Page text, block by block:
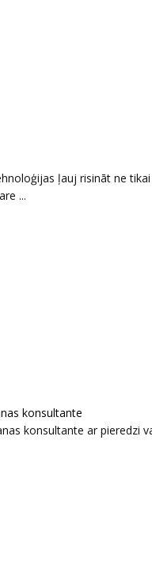
ļauj risināt ne
...
konsultante
konsultante ar pieredzi